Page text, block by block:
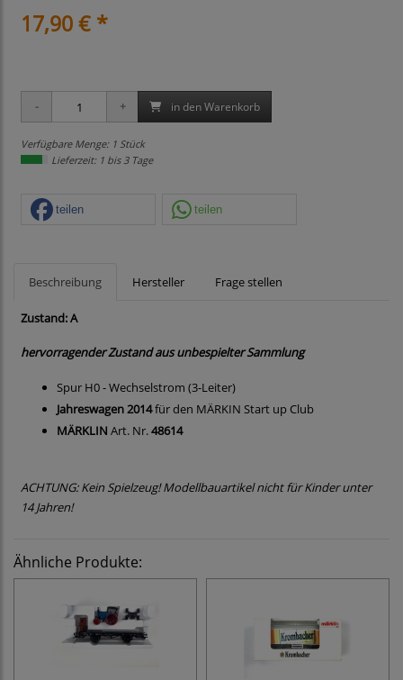
17,90 € *
in den Warenkorb
Verfügbare Menge: 1 Stück
Lieferzeit: 1 bis 3 Tage
teilen teilen
Beschreibung Hersteller Frage stellen
Zustand: A
hervorragender Zustand aus unbespielter Sammlung
Spur H0 - Wechselstrom (3-Leiter)
Jahreswagen 2014für den MÄRKIN Start up Club
MÄRKLIN Art. Nr.48614
ACHTUNG: Kein Spielzeug! Modellbauartikel nicht für Kinder unter
14 Jahren!
Ähnliche Produkte: